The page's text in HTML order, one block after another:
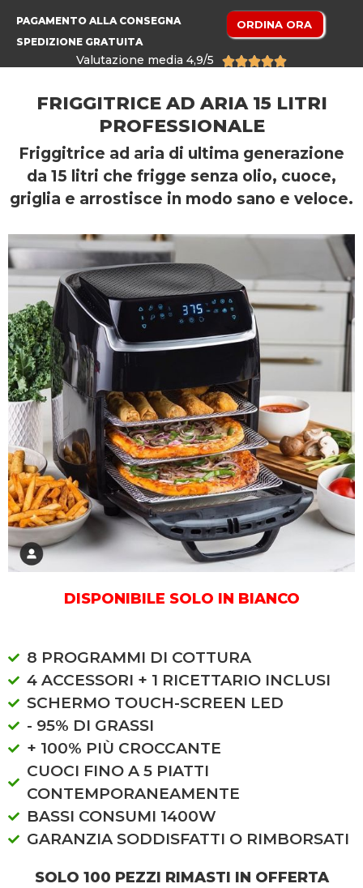
PAGAMENTO ALLA CONSEGNA
SPEDIZIONE GRATUITA
ORDINA ORA
Valutazione media 4,9/5 
FRIGGITRICE AD ARIA 15 LITRI
PROFESSIONALE
Friggitrice ad aria di ultima generazione
da 15 litri che frigge senza olio, cuoce,
griglia e arrostisce in modo sano e veloce.
DISPONIBILE SOLO IN BIANCO
8 PROGRAMMI DI COTTURA
4 ACCESSORI + 1 RICETTARIO INCLUSI
SCHERMO TOUCH-SCREEN LED
- 95% DI GRASSI
+ 100% PIÙ CROCCANTE
CUOCI FINO A 5 PIATTI
CONTEMPORANEAMENTE
BASSI CONSUMI 1400W
GARANZIA SODDISFATTI O RIMBORSATI
SOLO 100 PEZZI RIMASTI IN OFFERTA